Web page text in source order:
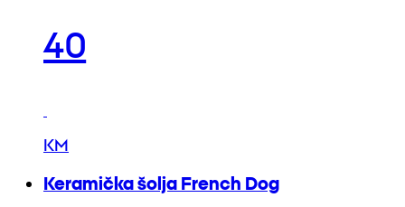
40
KM
Keramička šolja French Dog